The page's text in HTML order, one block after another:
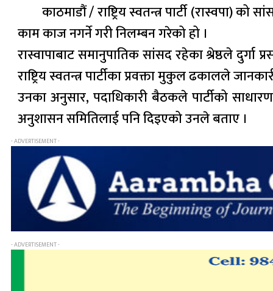
काठमाडौं / राष्ट्रिय स्वतन्त्र पार्टी (रास्वपा)
काम काज नगर्ने गरी निलम्बन गरेको हो ।
रास्वापाबाट समानुपातिक सांसद रहेका श्रेष्ठले
राष्ट्रिय स्वतन्त्र पार्टीका प्रवक्ता मुकुल ढकालले
उनका अनुसार, पदाधिकारी बैठकले पार्टीको
अनुशासन समितिलाई पनि दिइएको उनले बताए ।
- ADVERTISEMENT -
- ADVERTISEMENT -